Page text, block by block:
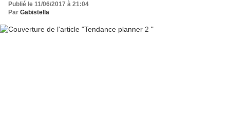
Publié le 11/06/2017 à 21:04
Par Gabistella